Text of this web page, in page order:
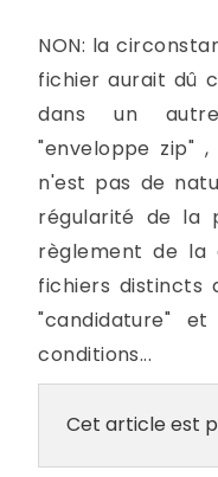
NON: la
fichier aurait dû
dans un
"enveloppe zip"
n'est pas de
régularité de la
règlement de la
fichiers distincts
"candidature"
conditions...
Cet article est